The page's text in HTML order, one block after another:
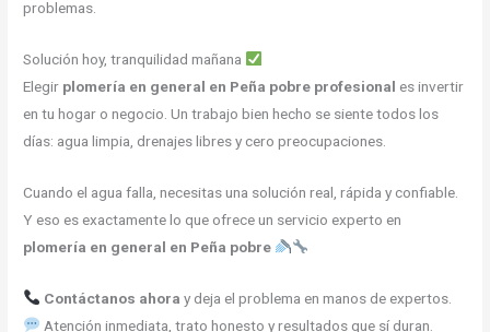
problemas.
Solución hoy, tranquilidad mañana
Elegir plomería en general en Peña pobre profesional es invertir
en tu hogar o negocio. Un trabajo bien hecho se siente todos los
días: agua limpia, drenajes libres y cero preocupaciones.
Cuando el agua falla, necesitas una solución real, rápida y confiable.
Y eso es exactamente lo que ofrece un servicio experto en
plomería en general en Peña pobre
Contáctanos ahora y deja el problema en manos de expertos.
Atención inmediata, trato honesto y resultados que sí duran.